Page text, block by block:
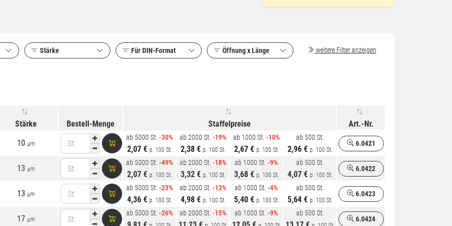
Stärke Für DIN-Format Öffnung x Länge weitere Filter anzeigen
Stärke Bestell-Menge Staffelpreise
Art.-Nr.
10 µm St.
ab 5000 St. -30%
2,07 € p. 100 St.
ab 2000 St. -19%
2,38 € p. 100 St.
ab 1000 St. -10%
2,67 € p. 100 St.
ab 500 St.
2,96 € p. 100 St.
6.0421
13 µm St.
ab 5000 St. -49%
2,07 € p. 100 St.
ab 2000 St. -18%
3,32 € p. 100 St.
ab 1000 St. -9%
3,68 € p. 100 St.
ab 500 St.
4,07 € p. 100 St.
6.0422
13 µm St.
ab 5000 St. -23%
4,36 € p. 100 St.
ab 2000 St. -12%
4,98 € p. 100 St.
ab 1000 St. -4%
5,40 € p. 100 St.
ab 500 St.
5,64 € p. 100 St.
6.0423
17 µm St.
ab 5000 St. -26% ab 2000 St. -15% ab 1000 St. -9% ab 500 St.
6.0424